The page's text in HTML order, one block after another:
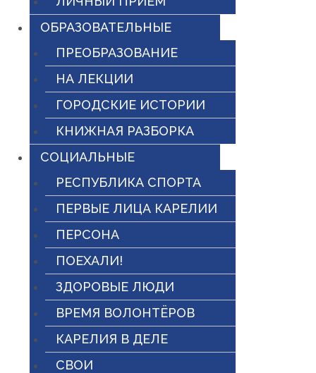
ОБРАЗОВАТЕЛЬНЫЕ
ПРЕОБРАЗОВАНИЕ
НА ЛЕКЦИИ
ГОРОДСКИЕ ИСТОРИИ
КНИЖНАЯ РАЗБОРКА
СОЦИАЛЬНЫЕ
РЕСПУБЛИКА СПОРТА
ПЕРВЫЕ ЛИЦА КАРЕЛИИ
ПЕРСОНА
ПОЕХАЛИ!
ЗДОРОВЫЕ ЛЮДИ
ВРЕМЯ ВОЛОНТЁРОВ
КАРЕЛИЯ В ДЕЛЕ
СВОИ